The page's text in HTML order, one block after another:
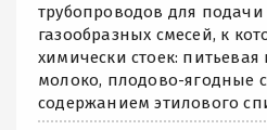
трубопроводов для
газообразных смесей, к
химически стоек: питьевая
молоко, плодово-ягодные
содержанием этилового